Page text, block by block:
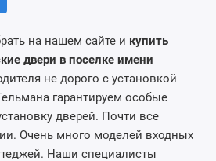
на нашем сайте и купить
двери в поселке имени
не дорого с установкой
гарантируем особые
дверей. Почти все
Очень много моделей входных
Наши специалисты